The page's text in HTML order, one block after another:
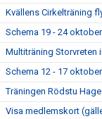
Kvällens Cirkelträning
Schema 19 - 24 oktober
Multiträning Storvreten
Schema 12 - 17 oktober
Träningen Rödstu
Visa medlemskort